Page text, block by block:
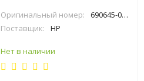
Оригинальный номер:
690645-001
Поставщик:
HP
Нет в наличии